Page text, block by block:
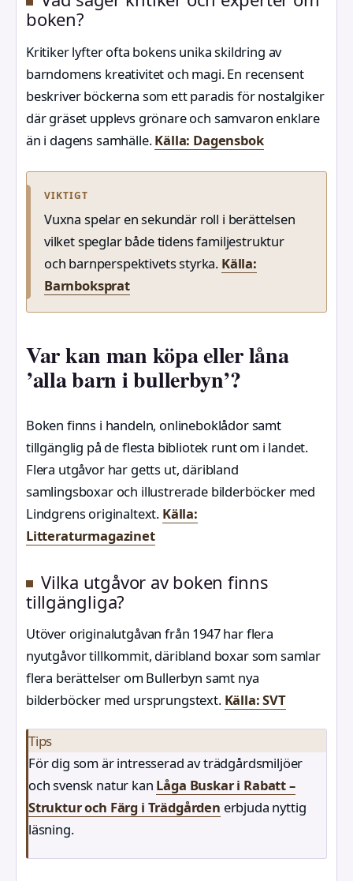
boken?
Kritiker lyfter ofta bokens unika skildring av
barndomens kreativitet och magi. En recensent
beskriver böckerna som ett paradis för nostalgiker
där gräset upplevs grönare och samvaron enklare
än i dagens samhälle.Källa: Dagensbok
VIKTIGT
Vuxna spelar en sekundär roll i berättelsen
vilket speglar både tidens familjestruktur
och barnperspektivets styrka. Källa:
Barnboksprat
Var kan man köpa eller låna
’alla barn i bullerbyn’?
Boken finns i handeln, onlineboklådor samt
tillgänglig på de flesta bibliotek runt om i landet.
Flera utgåvor har getts ut, däribland
samlingsboxar och illustrerade bilderböcker med
Lindgrens originaltext. Källa:
Litteraturmagazinet
Vilka utgåvor av boken finns
tillgängliga?
Utöver originalutgåvan från 1947 har flera
nyutgåvor tillkommit, däribland boxar som samlar
flera berättelser om Bullerbyn samt nya
bilderböcker med ursprungstext. Källa: SVT
Tips
För dig som är intresserad av trädgårdsmiljöer
och svensk natur kan Låga Buskar i Rabatt –
Struktur och Färg i Trädgården erbjuda nyttig
läsning.